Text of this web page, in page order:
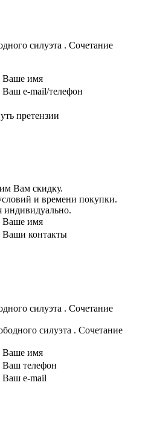
силуэта . Сочетание
Ваше имя
Ваш e-mail/телефон
претензии
Вам скидку.
и времени покупки.
индивидуально.
Ваше имя
Ваши контакты
силуэта . Сочетание
Ваше имя
Ваш телефон
Ваш e-mail